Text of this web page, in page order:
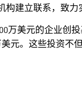
构建立联系，致力
万美元的企业创
元。这些投资不